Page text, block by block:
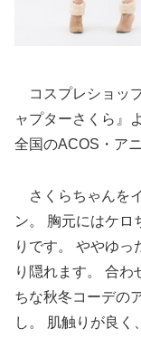
コスプレショッ
ャプターさくら』
全国のACOS・ア
さくらちゃんを
ン。 胸元にはケロ
りです。 ややゆ
り隠れます。 合わ
ちな秋冬コーデの
し。 肌触りが良く